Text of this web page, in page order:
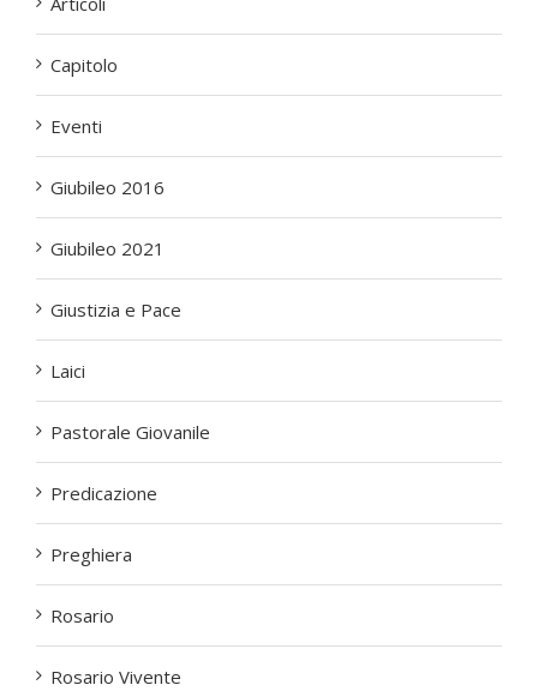
Articoli
Capitolo
Eventi
Giubileo 2016
Giubileo 2021
Giustizia e Pace
Laici
Pastorale Giovanile
Predicazione
Preghiera
Rosario
Rosario Vivente